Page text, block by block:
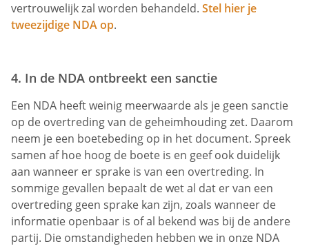
vertrouwelijk zal worden behandeld. Stel hier je
tweezijdige NDA op.
4. In de NDA ontbreekt een sanctie
Een NDA heeft weinig meerwaarde als je geen sanctie
op de overtreding van de geheimhouding zet. Daarom
neem je een boetebeding op in het document. Spreek
samen af hoe hoog de boete is en geef ook duidelijk
aan wanneer er sprake is van een overtreding. In
sommige gevallen bepaalt de wet al dat er van een
overtreding geen sprake kan zijn, zoals wanneer de
informatie openbaar is of al bekend was bij de andere
partij. Die omstandigheden hebben we in onze NDA